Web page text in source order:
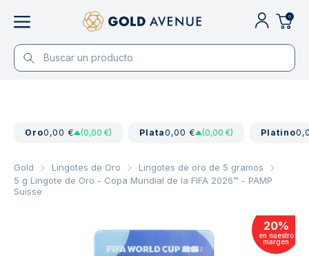
0
Oro0,00 € (0,00 €) Plata0,00 € (0,00 €) Platino
Gold Lingotes de Oro
Lingotes de oro de 5 gramos
5 g Lingote de Oro - Copa Mundial de la FIFA 2026™ - PAMP
Suisse
20%
en nuestro
margen